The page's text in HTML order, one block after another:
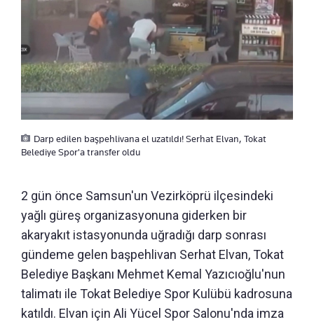
Darp edilen başpehlivana el uzatıldı! Serhat Elvan, Tokat
Belediye Spor'a transfer oldu
2 gün önce Samsun'un Vezirköprü ilçesindeki
yağlı güreş organizasyonuna giderken bir
akaryakıt istasyonunda uğradığı darp sonrası
gündeme gelen başpehlivan Serhat Elvan, Tokat
Belediye Başkanı Mehmet Kemal Yazıcıoğlu'nun
talimatı ile Tokat Belediye Spor Kulübü kadrosuna
katıldı. Elvan için Ali Yücel Spor Salonu'nda imza